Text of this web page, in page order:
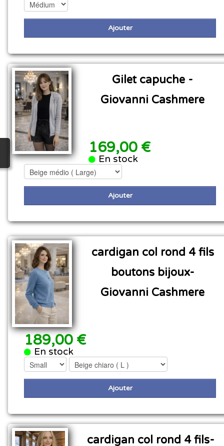
Ajouter
Gilet capuche -
Giovanni Cashmere
169,00 €
En stock
Ajouter
cardigan col rond 4 fils
boutons bijoux-
Giovanni Cashmere
189,00 €
En stock
Ajouter
cardigan col rond 4 fils-